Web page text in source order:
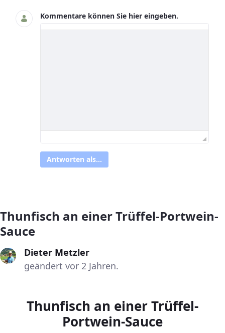
Kommentare können Sie hier eingeben.
Antworten als...
Thunfisch an einer Trüffel-Portwein-
Sauce
Dieter Metzler
geändert vor 2 Jahren.
Thunfisch an einer Trüffel-
Portwein-Sauce